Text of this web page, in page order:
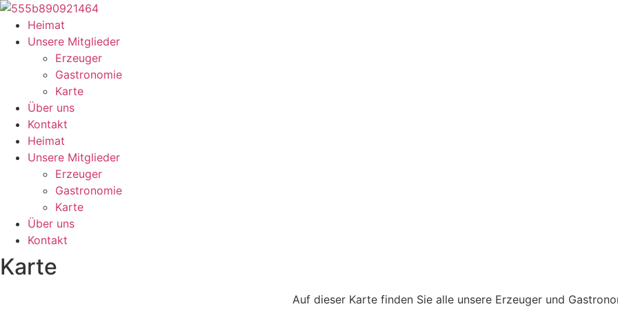
Zum
Inhalt
springen
Heimat
Unsere Mitglieder
Erzeuger
Gastronomie
Karte
Über uns
Kontakt
Heimat
Unsere Mitglieder
Erzeuger
Gastronomie
Karte
Über uns
Kontakt
Karte
Auf dieser Karte finden Sie alle unsere Erzeuger und